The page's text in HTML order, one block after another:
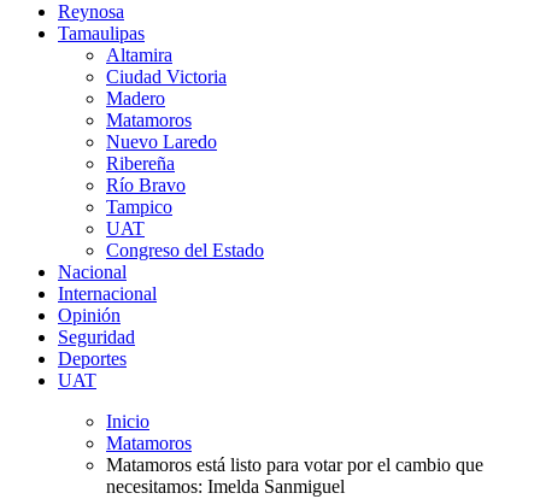
Reynosa
Tamaulipas
Altamira
Ciudad Victoria
Madero
Matamoros
Nuevo Laredo
Ribereña
Río Bravo
Tampico
UAT
Congreso del Estado
Nacional
Internacional
Opinión
Seguridad
Deportes
UAT
Inicio
Matamoros
Matamoros está listo para votar por el cambio que
necesitamos: Imelda Sanmiguel